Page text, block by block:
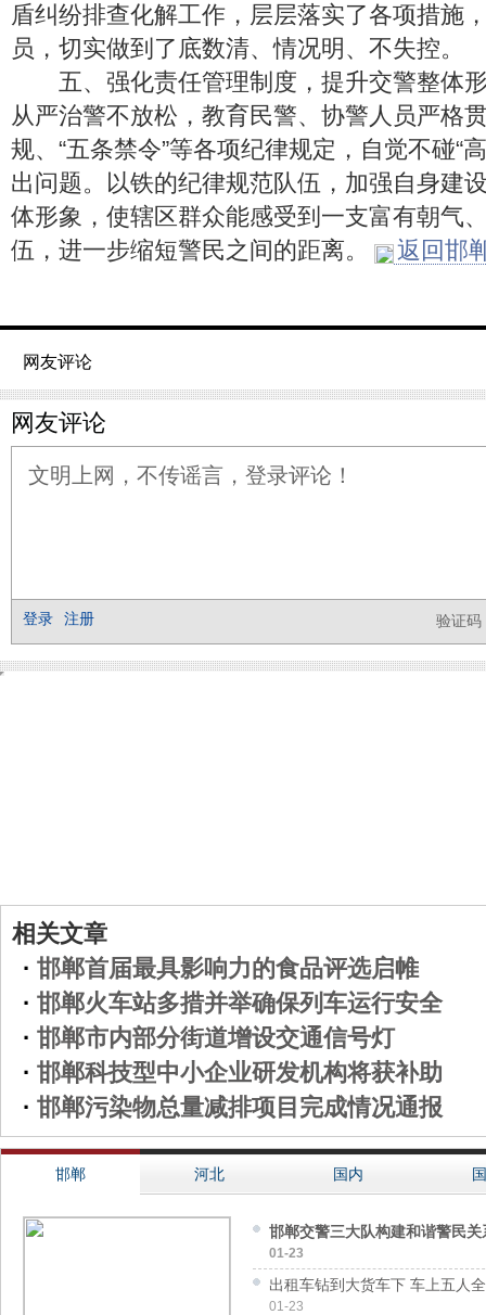
盾纠纷排查化解工作，层层落实了各项措施
员，切实做到了底数清、情况明、不失控。
五、强化责任管理制度，提升交警整体
从严治警不放松，教育民警、协警人员严格
规、“五条禁令”等各项纪律规定，自觉不碰“
出问题。以铁的纪律规范队伍，加强自身建
体形象，使辖区群众能感受到一支富有朝气
伍，进一步缩短警民之间的距离。
返回邯
网友评论
相关文章
· 邯郸首届最具影响力的食品评选启帷
· 邯郸火车站多措并举确保列车运行安全
· 邯郸市内部分街道增设交通信号灯
· 邯郸科技型中小企业研发机构将获补助
· 邯郸污染物总量减排项目完成情况通报
邯郸 河北 国内
邯郸交警三大队构建和谐警民关
01-23
出租车钻到大货车下 车上五人
01-23